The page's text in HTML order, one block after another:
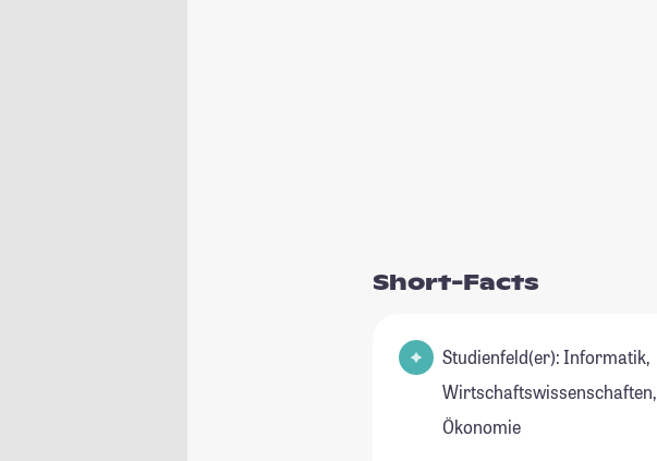
Short-Facts
Studienfeld(er): Informatik,
Wirtschaftswissenschaften,
Ökonomie